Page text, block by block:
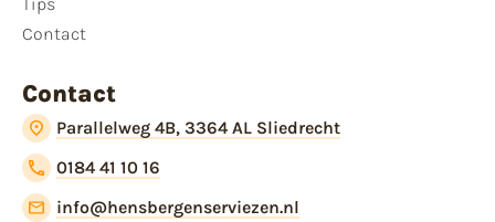
Tips
Contact
Contact
Parallelweg 4B, 3364 AL Sliedrecht
0184 41 10 16
info@hensbergenserviezen.nl